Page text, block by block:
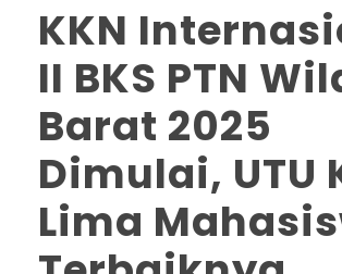
KKN
II BKS PTN
Barat 2025
Dimulai, UTU
Lima